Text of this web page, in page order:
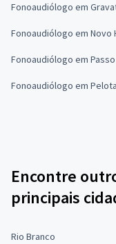
Fonoaudiólogo em
Fonoaudiólogo em Novo
Fonoaudiólogo em
Fonoaudiólogo em
Encontre
principais
Rio Branco